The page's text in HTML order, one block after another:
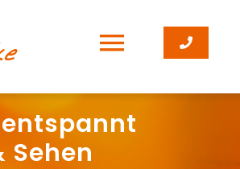
Toggle
565 88 44
19 101
Toggle
Sehen